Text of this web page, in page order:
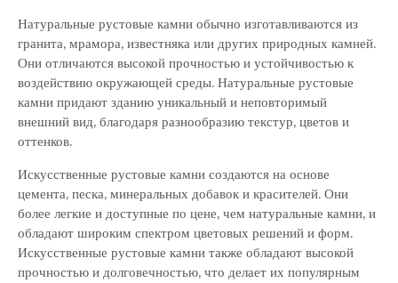
Натуральные рустовые камни обычно изготавливаются из
гранита, мрамора, известняка или других природных камней.
Они отличаются высокой прочностью и устойчивостью к
воздействию окружающей среды. Натуральные рустовые
камни придают зданию уникальный и неповторимый
внешний вид, благодаря разнообразию текстур, цветов и
оттенков.
Искусственные рустовые камни создаются на основе
цемента, песка, минеральных добавок и красителей. Они
более легкие и доступные по цене, чем натуральные камни, и
обладают широким спектром цветовых решений и форм.
Искусственные рустовые камни также обладают высокой
прочностью и долговечностью, что делает их популярным